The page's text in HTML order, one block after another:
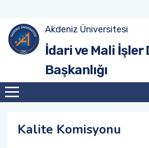
Akdeniz Üniversitesi
İdari ve Mali İşler
Başkanlığı
Kalite Komisyonu
Personelimiz
Kalite Komisyonu